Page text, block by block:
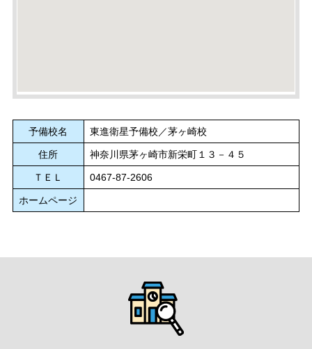
予備校名 東進衛星予備校／茅ヶ崎校
住所 神奈川県茅ヶ崎市新栄町１３－４５
ＴＥＬ 0467-87-2606
ホームページ